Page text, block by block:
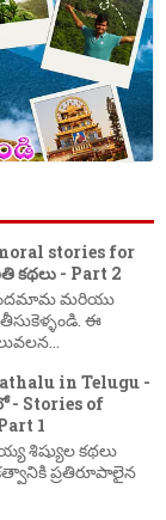
stories for
- Part 2
మరియు
ఈ
in Telugu -
- Stories of
1
శిష్యుల కథలు
ప్రతిరూపాలైన